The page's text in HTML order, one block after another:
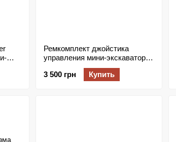
Ремкомплект джойстика
управления мини-экскаватора
Berger Kraus (наконечники и
шпильки M6, 3 шт.)
3 500 грн Купить